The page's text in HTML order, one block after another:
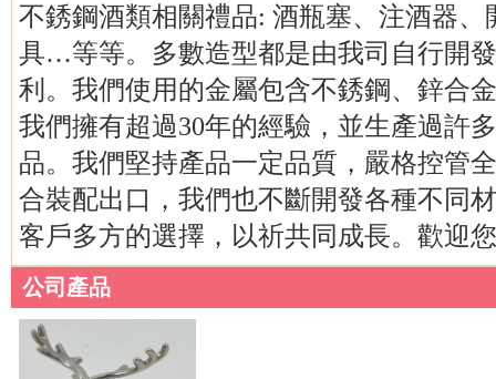
不銹鋼酒類相關禮品: 酒瓶塞、注酒器
具…等等。多數造型都是由我司自行開
利。我們使用的金屬包含不銹鋼、鋅合
我們擁有超過30年的經驗，並生產過許
品。我們堅持產品一定品質，嚴格控管
合裝配出口，我們也不斷開發各種不同
客戶多方的選擇，以祈共同成長。歡迎
公司產品